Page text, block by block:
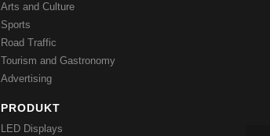
Arts and Culture
Sports
Road Traffic
Tourism and Gastronomy
Advertising
PRODUKT
LED Displays